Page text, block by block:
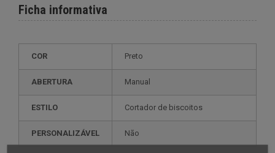
Ficha informativa
COR Preto
ABERTURA Manual
ESTILO cortador de biscoitos
PERSONALIZÁVEL não